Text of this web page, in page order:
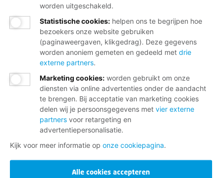
worden uitgeschakeld.
Statistische cookies: helpen ons te begrijpen hoe
bezoekers onze website gebruiken
(paginaweergaven, klikgedrag). Deze gegevens
worden anoniem gemeten en gedeeld met drie
externe partners.
Marketing cookies: worden gebruikt om onze
diensten via online advertenties onder de aandacht
te brengen. Bij acceptatie van marketing cookies
delen wij je persoonsgegevens met vier externe
partners voor retargeting en
advertentiepersonalisatie.
Kijk voor meer informatie op onze cookiepagina.
Alle cookies accepteren